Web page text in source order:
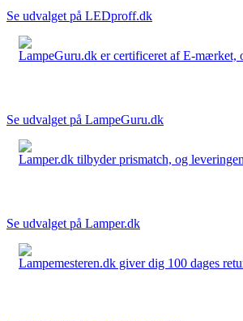
Se udvalget på LEDproff.dk
LampeGuru.dk er certificeret af E-mærket,
Se udvalget på LampeGuru.dk
Lamper.dk tilbyder prismatch, og
Se udvalget på Lamper.dk
Lampemesteren.dk giver dig 100 dages